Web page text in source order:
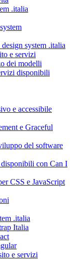
.italia
system .italia
e servizi
dei modelli
disponibili
e accessibile
e Graceful
del software
con Can I
CSS e JavaScript
.italia
Italia
e servizi